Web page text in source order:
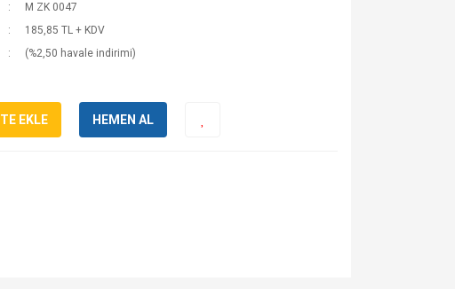
M ZK 0047
185,85 TL + KDV
(%2,50 havale indirimi)
EKLE HEMEN AL